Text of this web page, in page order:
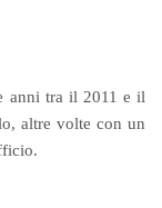
anni tra il 2011 e il
altre volte con un